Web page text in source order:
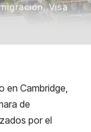
, Visa
en Cambridge,
de
por el